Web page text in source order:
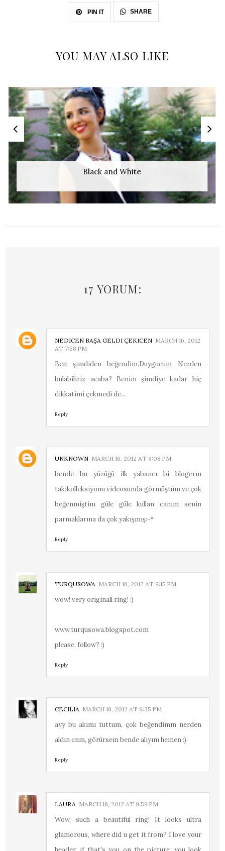
PIN IT SHARE
YOU MAY ALSO LIKE
Black and White
17 YORUM:
NEDICEN BAŞA GELDI ÇEKICEN MARCH 16, 2012
AT 7:58 PM
Ben şimdiden beğendim.Duygucum Nerden
bulabiliriz acaba? Benim şimdiye kadar hiç
dikkatimi çekmedi de...
Reply
UNKNOWN MARCH 16, 2012 AT 8:08 PM
bende bu yüzüğü ilk yabancı bi blogerın
takıkolleksiyonu videosunda görmüştüm ve çok
beğenmiştim güle güle kullan canım senin
parmaklarına da çok yakışmış:-*
Reply
TURQUSOWA MARCH 16, 2012 AT 9:15 PM
wow! very originall ring! :)
www.turqusowa.blogspot.com
please, follow? :)
Reply
CECILIA MARCH 16, 2012 AT 9:35 PM
ayy bu akımı tuttum, çok beğendimm nerden
aldın cnm, görürsem bende alıyım hemen :)
Reply
LAURA MARCH 16, 2012 AT 9:59 PM
Wow, such a beautiful ring! It looks ultra
glamorous, where did u get it from? I love your